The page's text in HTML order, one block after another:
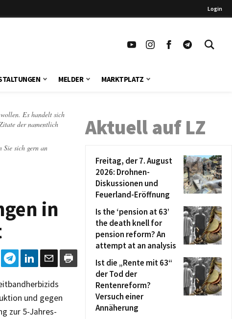
Login
MELDER MARKTPLATZ
Es handelt sich
der namentlich
Sie sich gern an
in
und gegen
zur 5-Jahres-
Aktuell auf LZ
Freitag, der 7. August
2026: Drohnen-
Diskussionen und
Feuerland-Eröffnung
Is the ‘pension at 63’
the death knell for
pension reform? An
attempt at an analysis
Ist die „Rente mit 63“
der Tod der
Rentenreform?
Versuch einer
Annäherung